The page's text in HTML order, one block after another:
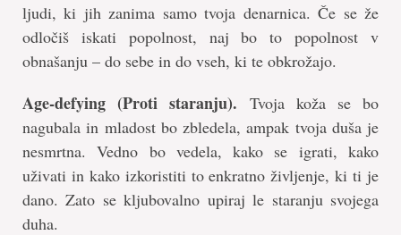
ljudi, ki jih zanima samo tvoja denarnica. Če se že
odločiš iskati popolnost, naj bo to popolnost v
obnašanju – do sebe in do vseh, ki te obkrožajo.
Age-defying (Proti staranju). Tvoja koža se bo
nagubala in mladost bo zbledela, ampak tvoja duša je
nesmrtna. Vedno bo vedela, kako se igrati, kako
uživati in kako izkoristiti to enkratno življenje, ki ti je
dano. Zato se kljubovalno upiraj le staranju svojega
duha.